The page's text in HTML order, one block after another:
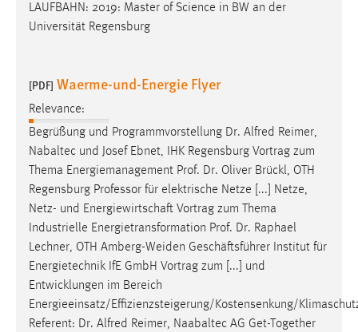
LAUFBAHN: 2019: Master of Science in BW an der
Universität Regensburg
[PDF] Waerme-und-Energie Flyer
Relevance:
Begrüßung und Programmvorstellung Dr. Alfred Reimer,
Nabaltec und Josef Ebnet, IHK Regensburg Vortrag zum
Thema Energiemanagement Prof. Dr. Oliver Brückl, OTH
Regensburg Professor für elektrische Netze [...] Netze,
Netz- und Energiewirtschaft Vortrag zum Thema
Industrielle Energietransformation Prof. Dr. Raphael
Lechner, OTH Amberg-Weiden Geschäftsführer Institut für
Energietechnik IfE GmbH Vortrag zum [...] und
Entwicklungen im Bereich
Energieeinsatz/Effizienzsteigerung/Kostensenkung/
Referent: Dr. Alfred Reimer, Naabaltec AG Get-Together